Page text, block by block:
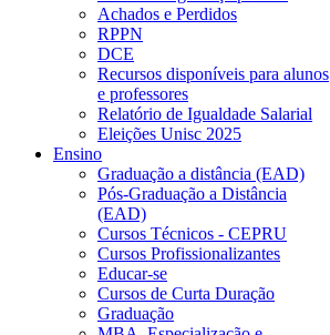
Achados e Perdidos
RPPN
DCE
Recursos disponíveis para alunos
e professores
Relatório de Igualdade Salarial
Eleições Unisc 2025
Ensino
Graduação a distância (EAD)
Pós-Graduação a Distância
(EAD)
Cursos Técnicos - CEPRU
Cursos Profissionalizantes
Educar-se
Cursos de Curta Duração
Graduação